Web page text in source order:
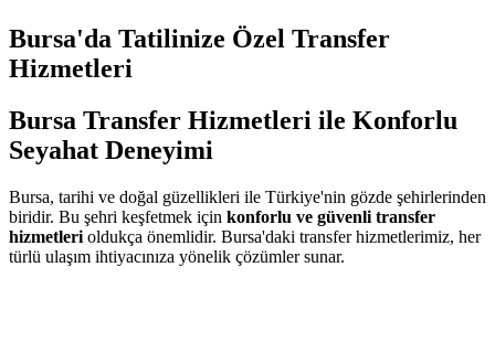
Bursa'da Tatilinize Özel Transfer
Hizmetleri
Bursa Transfer Hizmetleri ile Konforlu
Seyahat Deneyimi
Bursa, tarihi ve doğal güzellikleri ile Türkiye'nin gözde şehirlerinden
biridir. Bu şehri keşfetmek için konforlu ve güvenli transfer
hizmetleri oldukça önemlidir. Bursa'daki transfer hizmetlerimiz, her
türlü ulaşım ihtiyacınıza yönelik çözümler sunar.